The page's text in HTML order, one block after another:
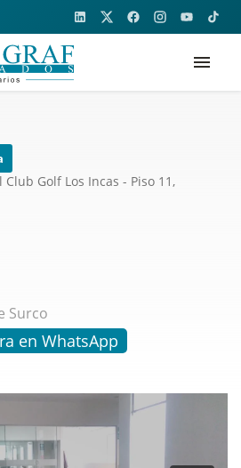
menu
Golf Los Incas - Piso 11,
Surco
👋 chatea ahora en WhatsApp